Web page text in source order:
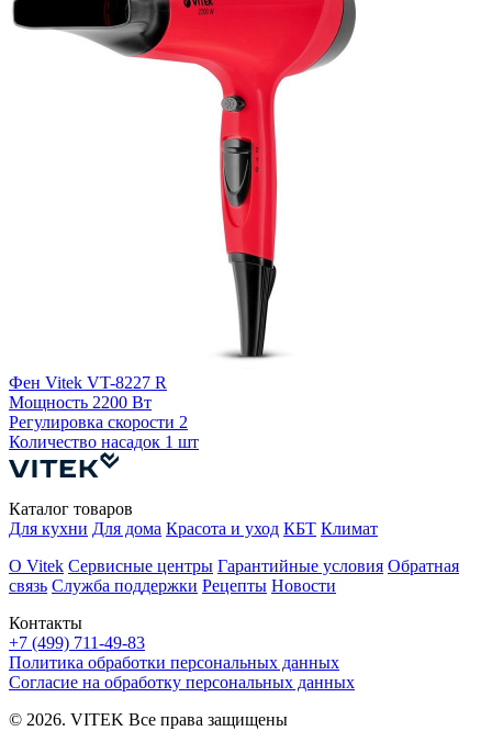
Фен Vitek VT-8227 R
Мощность 2200 Вт
Регулировка скорости 2
Количество насадок 1 шт
Контакты
+7 (499) 711-49-83
Каталог товаров
Для кухни Для дома Красота и уход КБТ Климат
О Vitek Сервисные центры Гарантийные условия Обратная
связь Служба поддержки Рецепты Новости
Политика обработки персональных данных
Согласие на обработку персональных данных
© 2026. VITEK Все права защищены